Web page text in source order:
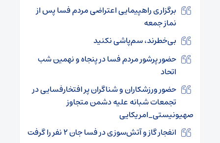
برگزاری راهپیمایی اعتراضی مردم فسا پس از
نماز جمعه
بی‌خطرند، سم‌پاشی نکنید
حضور پرشور مردم فسا در پنجاه و نهمین شب
اتحاد
حضور ورزشکاران و شناگران پر افتخارفسایی در
تجمعات شبانه علیه دشمن متجاوز
صهیونیستی_امریکایی
انفجار گاز و آتش‌سوزی در فسا جان ۲ نفر را گرفت